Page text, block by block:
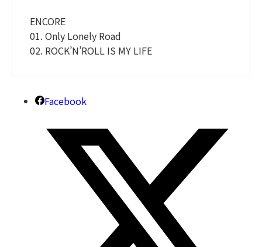
ENCORE
01. Only Lonely Road
02. ROCK’N’ROLL IS MY LIFE
Facebook